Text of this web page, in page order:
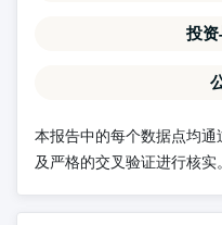
投
本报告中的每个数据点均
及严格的交叉验证进行核实